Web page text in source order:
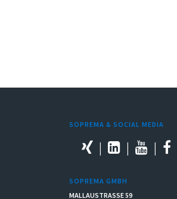
SOPREMA & SOCIAL MEDIA
SOPREMA GMBH
MALLAUSTRASSE 59